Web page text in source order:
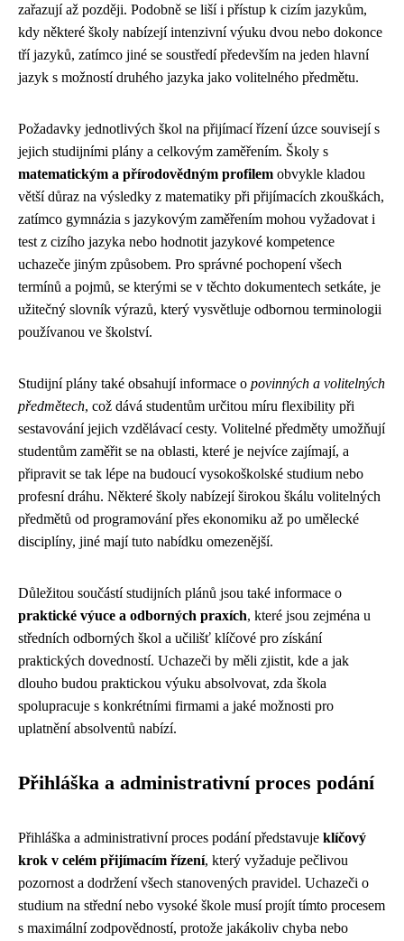
zařazují až později. Podobně se liší i přístup k cizím jazykům,
kdy některé školy nabízejí intenzivní výuku dvou nebo dokonce
tří jazyků, zatímco jiné se soustředí především na jeden hlavní
jazyk s možností druhého jazyka jako volitelného předmětu.
Požadavky jednotlivých škol na přijímací řízení úzce souvisejí s
jejich studijními plány a celkovým zaměřením. Školy s
matematickým a přírodovědným profilem obvykle kladou
větší důraz na výsledky z matematiky při přijímacích zkouškách,
zatímco gymnázia s jazykovým zaměřením mohou vyžadovat i
test z cizího jazyka nebo hodnotit jazykové kompetence
uchazeče jiným způsobem. Pro správné pochopení všech
termínů a pojmů, se kterými se v těchto dokumentech setkáte, je
užitečný slovník výrazů, který vysvětluje odbornou terminologii
používanou ve školství.
Studijní plány také obsahují informace o povinných a volitelných
předmětech, což dává studentům určitou míru flexibility při
sestavování jejich vzdělávací cesty. Volitelné předměty umožňují
studentům zaměřit se na oblasti, které je nejvíce zajímají, a
připravit se tak lépe na budoucí vysokoškolské studium nebo
profesní dráhu. Některé školy nabízejí širokou škálu volitelných
předmětů od programování přes ekonomiku až po umělecké
disciplíny, jiné mají tuto nabídku omezenější.
Důležitou součástí studijních plánů jsou také informace o
praktické výuce a odborných praxích, které jsou zejména u
středních odborných škol a učilišť klíčové pro získání
praktických dovedností. Uchazeči by měli zjistit, kde a jak
dlouho budou praktickou výuku absolvovat, zda škola
spolupracuje s konkrétními firmami a jaké možnosti pro
uplatnění absolventů nabízí.
Přihláška a administrativní proces podání
Přihláška a administrativní proces podání představuje klíčový
krok v celém přijímacím řízení, který vyžaduje pečlivou
pozornost a dodržení všech stanovených pravidel. Uchazeči o
studium na střední nebo vysoké škole musí projít tímto procesem
s maximální zodpovědností, protože jakákoliv chyba nebo